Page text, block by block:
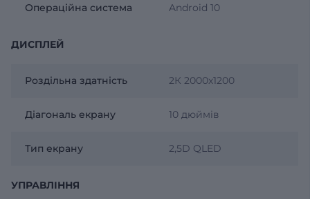
Операційна система Android 10
ДИСПЛЕЙ
Роздільна здатність 2К 2000х1200
Діагональ екрану 10 дюймів
Тип екрану 2,5D QLED
УПРАВЛІННЯ